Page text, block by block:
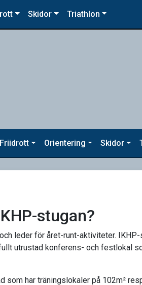
Skidor Triathlon
Friidrott Orientering Skidor
stugan?
leder för året-runt-aktiviteter.
utrustad konferens- och festlokal
har träningslokaler på 102m²